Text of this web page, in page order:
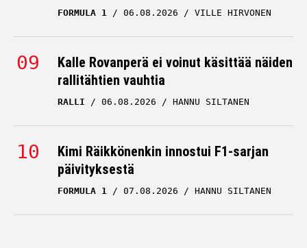
FORMULA 1 06.08.2026 VILLE HIRVONEN
Kalle Rovanperä ei voinut käsittää näiden
rallitähtien vauhtia
RALLI 06.08.2026 HANNU SILTANEN
Kimi Räikkönenkin innostui F1-sarjan
päivityksestä
FORMULA 1 07.08.2026 HANNU SILTANEN